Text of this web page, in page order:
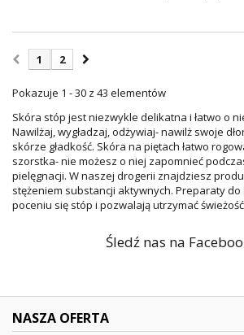
1 2
Pokazuje 1 - 30 z 43 elementów
Skóra stóp jest niezwykle delikatna i łatwo o
Nawilżaj, wygładzaj, odżywiaj- nawilż swoje
skórze gładkość. Skóra na piętach łatwo
szorstka- nie możesz o niej zapomnieć
pielęgnacji. W naszej drogerii znajdziesz
stężeniem substancji aktywnych. Preparaty
poceniu się stóp i pozwalają utrzymać świeżość
Śledź nas na
NASZA OFERTA